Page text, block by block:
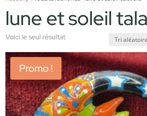
lune et soleil
Voici le seul résultat
Promo !